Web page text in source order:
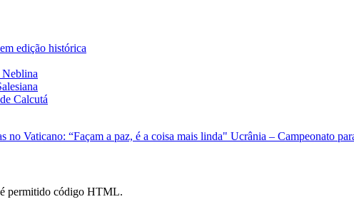
edição histórica
Neblina
Calcutá
no Vaticano: “Façam a paz, é a coisa mais linda" Ucrânia – Campeonato
permitido código HTML.